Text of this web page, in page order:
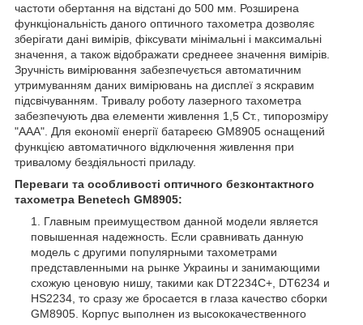
частоти обертання на відстані до 500 мм. Розширена
функціональність даного оптичного тахометра дозволяє
зберігати дані вимірів, фіксувати мінімальні і максимальні
значення, а також відображати среднеее значення вимірів.
Зручність вимірювання забезпечується автоматичним
утримуванням даних вимірювань на дисплеї з яскравим
підсвічуванням. Тривалу роботу лазерного тахометра
забезпечують два елементи живлення 1,5 Ст., типорозміру
"ААА". Для економії енергії батареєю GM8905 оснащений
функцією автоматичного відключення живлення при
тривалому бездіяльності приладу.
Переваги та особливості оптичного безконтактного
тахометра Benetech GM8905:
Главным преимуществом данной модели является
повышенная надежность. Если сравнивать данную
модель с другими популярными тахометрами
представленными на рынке Украины и занимающими
схожую ценовую нишу, такими как DT2234C+, DT6234 и
HS2234, то сразу же бросается в глаза качество сборки
GM8905. Корпус выполнен из высококачественного